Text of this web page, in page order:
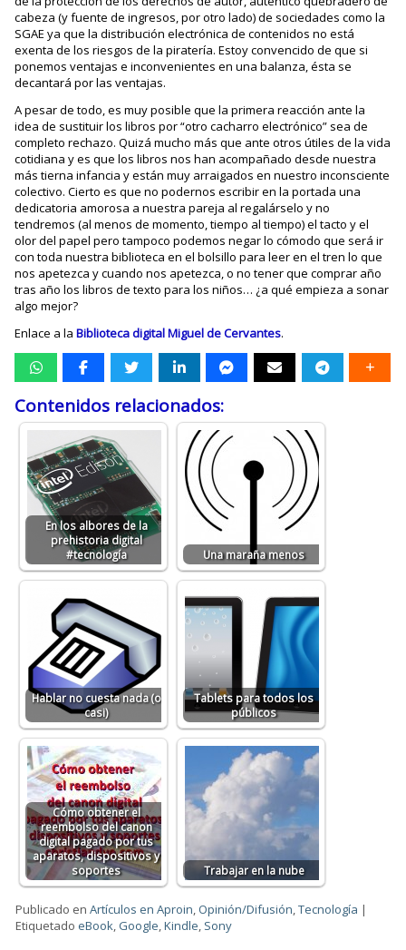
cabeza (y fuente de ingresos, por otro lado) de sociedades como la
SGAE ya que la distribución electrónica de contenidos no está
exenta de los riesgos de la piratería. Estoy convencido de que si
ponemos ventajas e inconvenientes en una balanza, ésta se
decantará por las ventajas.
A pesar de todo, es muy posible que la primera reacción ante la
idea de sustituir los libros por “otro cacharro electrónico” sea de
completo rechazo. Quizá mucho más que ante otros útiles de la vida
cotidiana y es que los libros nos han acompañado desde nuestra
más tierna infancia y están muy arraigados en nuestro inconsciente
colectivo. Cierto es que no podernos escribir en la portada una
dedicatoria amorosa a nuestra pareja al regalárselo y no
tendremos (al menos de momento, tiempo al tiempo) el tacto y el
olor del papel pero tampoco podemos negar lo cómodo que será ir
con toda nuestra biblioteca en el bolsillo para leer en el tren lo que
nos apetezca y cuando nos apetezca, o no tener que comprar año
tras año los libros de texto para los niños… ¿a qué empieza a sonar
algo mejor?
Enlace a laBiblioteca digital Miguel de Cervantes.
Contenidos relacionados:
En los albores de la
prehistoria digital
#tecnología
Una maraña menos
Hablar no cuesta nada (o
casi)
Tablets para todos los
públicos
Cómo obtener el
reembolso del canon
digital pagado por tus
aparatos, dispositivos y
soportes
Trabajar en la nube
Publicado en Artículos en Aproin, Opinión/Difusión,Tecnología |
Etiquetado eBook, Google,Kindle, Sony